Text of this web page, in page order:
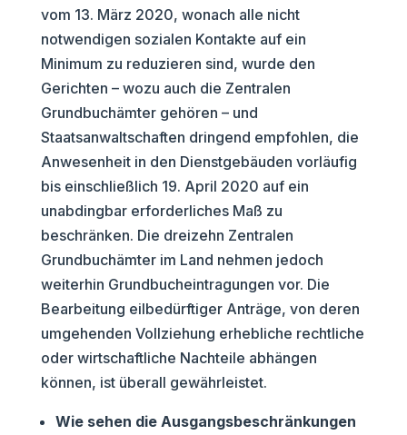
vom 13. März 2020, wonach alle nicht
notwendigen sozialen Kontakte auf ein
Minimum zu reduzieren sind, wurde den
Gerichten – wozu auch die Zentralen
Grundbuchämter gehören – und
Staatsanwaltschaften dringend empfohlen, die
Anwesenheit in den Dienstgebäuden vorläufig
bis einschließlich 19. April 2020 auf ein
unabdingbar erforderliches Maß zu
beschränken. Die dreizehn Zentralen
Grundbuchämter im Land nehmen jedoch
weiterhin Grundbucheintragungen vor. Die
Bearbeitung eilbedürftiger Anträge, von deren
umgehenden Vollziehung erhebliche rechtliche
oder wirtschaftliche Nachteile abhängen
können, ist überall gewährleistet.
Wie sehen die Ausgangsbeschränkungen